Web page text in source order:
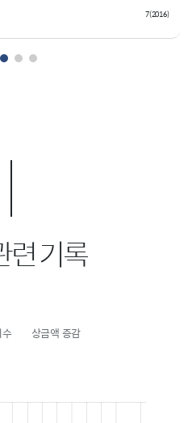
7(2016)
련 기록
상금액 증감